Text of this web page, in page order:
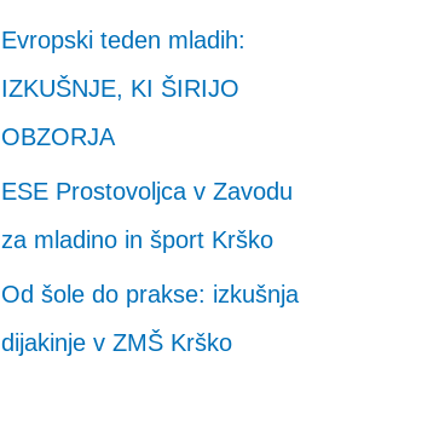
Evropski teden mladih:
IZKUŠNJE, KI ŠIRIJO
OBZORJA
ESE Prostovoljca v Zavodu
za mladino in šport Krško
Od šole do prakse: izkušnja
dijakinje v ZMŠ Krško